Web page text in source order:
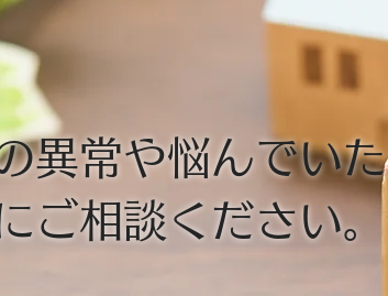
異常や悩んでいた
ご相談ください。